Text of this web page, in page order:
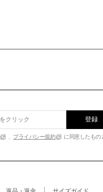
登録
、 プライバシー規約 に同意したもの